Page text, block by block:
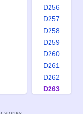
D256
D257
D258
D259
D260
D261
D262
D263